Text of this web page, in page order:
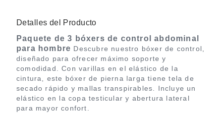
Detalles del Producto
Paquete de 3 bóxers de control abdominal
para hombre Descubre nuestro bóxer de control,
diseñado para ofrecer máximo soporte y
comodidad. Con varillas en el elástico de la
cintura, este bóxer de pierna larga tiene tela de
secado rápido y mallas transpirables. Incluye un
elástico en la copa testicular y abertura lateral
para mayor confort.